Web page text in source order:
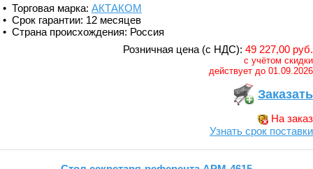
• Торговая марка: АКТАКОМ
• Срок гарантии: 12 месяцев
• Страна происхождения: Россия
Розничная цена (с НДС): 49 227,00 руб.
с учётом скидки
действует до 01.09.2026
Заказать
На заказ
Узнать срок поставки